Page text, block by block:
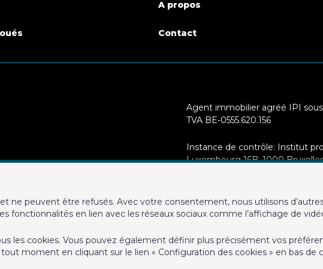
Oui
cuisine super-équipée
ne peuvent être refusés. Avec votre consentement, nous utilisons
en lien avec les réseaux sociaux comme l’affichage de
les cookies. Vous pouvez également définir plus précisément vos
moment en cliquant sur le lien « Configuration des cookies » en bas de
A propos
Contact
Agent immobilier agréé IPI
TVA BE-0555.620.156
Instance de contrôle: Institut
Luxembourg 16B, 1000
RC professionnelle et
Bruxelles – police n°
Conditions générales